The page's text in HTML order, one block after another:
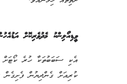
ވީޑިއޯލިންކު މެދުވެރިކޮށް
އެކި ސަބަބުތަކާ ހުރެ ކޯޓަށް